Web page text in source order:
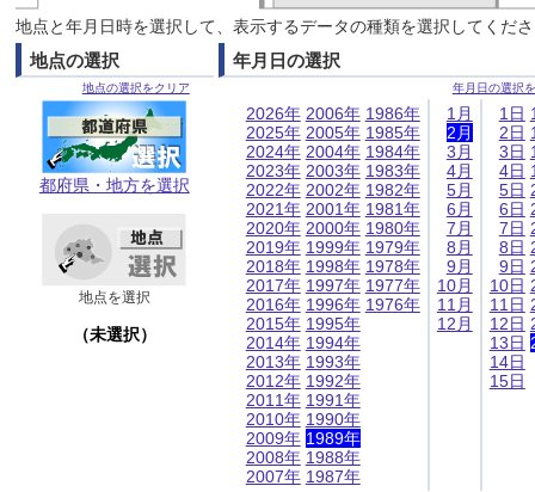
地点と年月日時を選択して、表示するデータの種類を選択してくだ
地点の選択
地点の選択をクリア
都府県・地方を選択
地点を選択
（未選択）
年月日の選択
年月日の選択
2026年
2025年
2024年
2023年
2022年
2021年
2020年
2019年
2018年
2017年
2016年
2015年
2014年
2013年
2012年
2011年
2010年
2009年
2008年
2007年
2006年
2005年
2004年
2003年
2002年
2001年
2000年
1999年
1998年
1997年
1996年
1995年
1994年
1993年
1992年
1991年
1990年
1989年
1988年
1987年
1986年
1985年
1984年
1983年
1982年
1981年
1980年
1979年
1978年
1977年
1976年
1月
2月
3月
4月
5月
6月
7月
8月
9月
10月
11月
12月
1日
2日
3日
4日
5日
6日
7日
8日
9日
10日
11日
12日
13日
14日
15日